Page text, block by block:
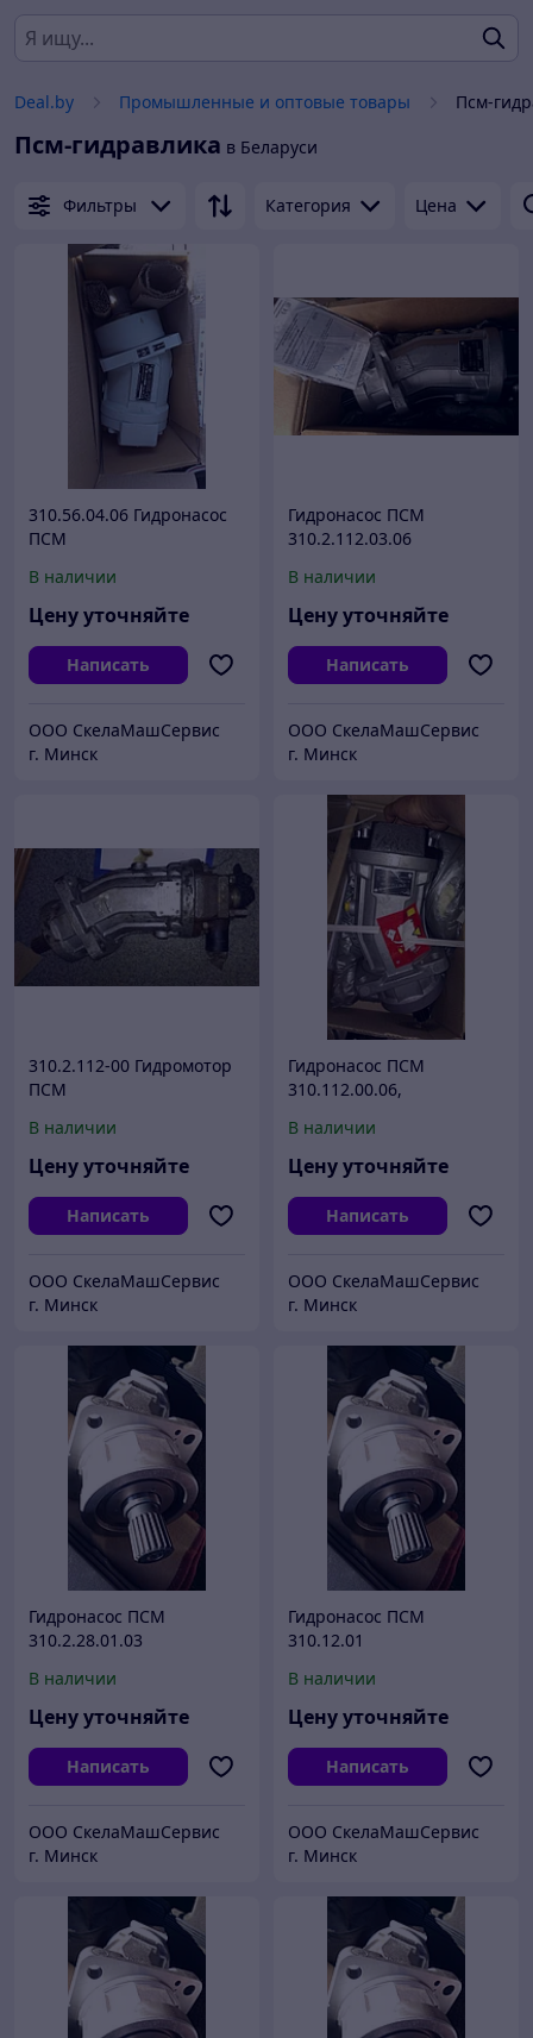
Deal.by Промышленные и оптовые товары Псм-
Псм-гидравлика в Беларуси
Фильтры Категория Цена
310.56.04.06 Гидронасос
ПСМ
В наличии
Цену уточняйте
Написать
ООО СкелаМашСервис
г. Минск
Гидронасос ПСМ
310.2.112.03.06
В наличии
Цену уточняйте
Написать
ООО СкелаМашСервис
г. Минск
310.2.112-00 Гидромотор
ПСМ
В наличии
Цену уточняйте
Написать
ООО СкелаМашСервис
г. Минск
Гидронасос ПСМ
310.112.00.06,
0.112/32)
В наличии
Цену уточняйте
Написать
ООО СкелаМашСервис
г. Минск
Гидронасос ПСМ
310.2.28.01.03
В наличии
Цену уточняйте
Написать
ООО СкелаМашСервис
г. Минск
Гидронасос ПСМ
310.12.01
В наличии
Цену уточняйте
Написать
ООО СкелаМашСервис
г. Минск